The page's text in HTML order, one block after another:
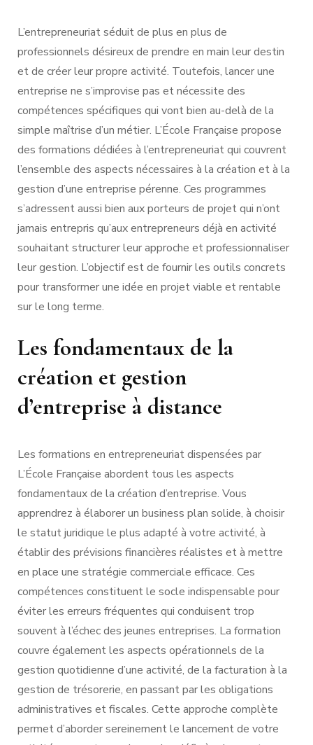
L’entrepreneuriat séduit de plus en plus de
professionnels désireux de prendre en main leur destin
et de créer leur propre activité. Toutefois, lancer une
entreprise ne s’improvise pas et nécessite des
compétences spécifiques qui vont bien au-delà de la
simple maîtrise d’un métier. L’École Française propose
des formations dédiées à l’entrepreneuriat qui couvrent
l’ensemble des aspects nécessaires à la création et à la
gestion d’une entreprise pérenne. Ces programmes
s’adressent aussi bien aux porteurs de projet qui n’ont
jamais entrepris qu’aux entrepreneurs déjà en activité
souhaitant structurer leur approche et professionnaliser
leur gestion. L’objectif est de fournir les outils concrets
pour transformer une idée en projet viable et rentable
sur le long terme.
Les fondamentaux de la
création et gestion
d’entreprise à distance
Les formations en entrepreneuriat dispensées par
L’École Française abordent tous les aspects
fondamentaux de la création d’entreprise. Vous
apprendrez à élaborer un business plan solide, à choisir
le statut juridique le plus adapté à votre activité, à
établir des prévisions financières réalistes et à mettre
en place une stratégie commerciale efficace. Ces
compétences constituent le socle indispensable pour
éviter les erreurs fréquentes qui conduisent trop
souvent à l’échec des jeunes entreprises. La formation
couvre également les aspects opérationnels de la
gestion quotidienne d’une activité, de la facturation à la
gestion de trésorerie, en passant par les obligations
administratives et fiscales. Cette approche complète
permet d’aborder sereinement le lancement de votre